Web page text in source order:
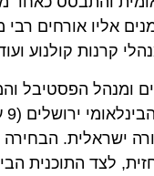
אליו אורחים רבי
קולנוע ועוד.
הפסטיבל
הבחירה
התוכנית